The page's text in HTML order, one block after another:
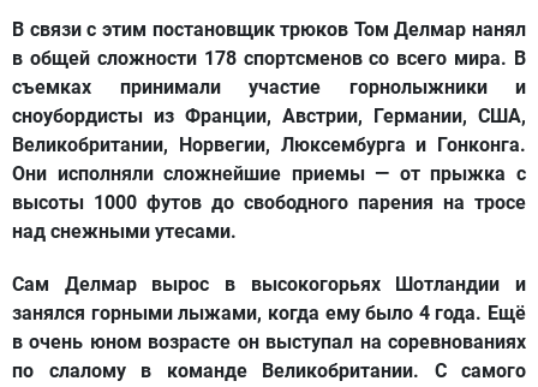
В связи с этим постановщик трюков Том Делмар нанял
в общей сложности 178 спортсменов со всего мира. В
съемках принимали участие горнолыжники и
сноубордисты из Франции, Австрии, Германии, США,
Великобритании, Норвегии, Люксембурга и Гонконга.
Они исполняли сложнейшие приемы — от прыжка с
высоты 1000 футов до свободного парения на тросе
над снежными утесами.
Сам Делмар вырос в высокогорьях Шотландии и
занялся горными лыжами, когда ему было 4 года. Ещё
в очень юном возрасте он выступал на соревнованиях
по слалому в команде Великобритании. С самого